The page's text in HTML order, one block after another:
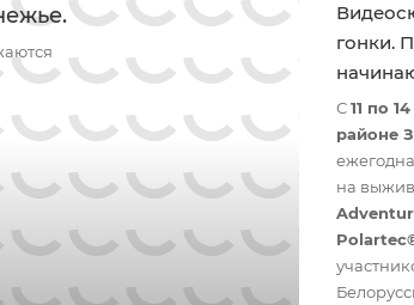
гонки.
С11 по
районе
на